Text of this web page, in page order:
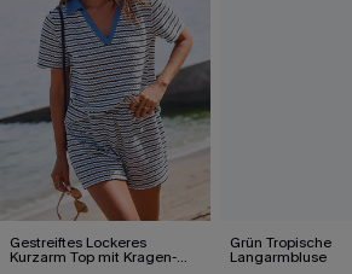
Gestreiftes Lockeres
Kurzarm Top mit Kragen-
Grün Tropische
Langarmbluse